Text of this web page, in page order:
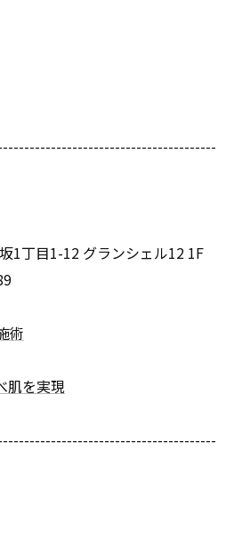
1丁目1-12 グランシェル12 1F
術
肌を実現